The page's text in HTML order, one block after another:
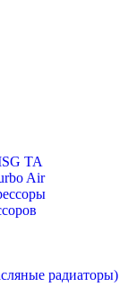
TA
Air
радиаторы)